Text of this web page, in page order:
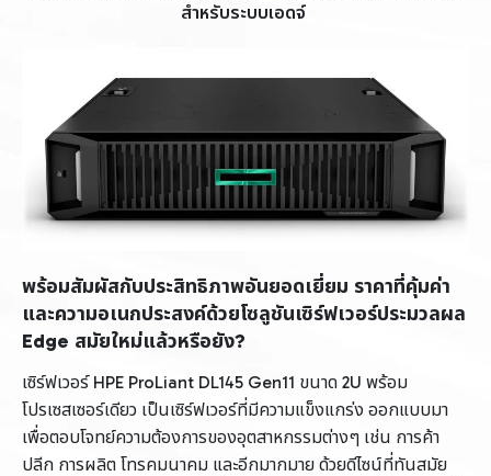
สำหรับระบบเอดจ์
พร้อมสัมผัสกับประสิทธิภาพอันยอดเยี่ยม ราคาที่คุ้มค่า
และความอเนกประสงค์ด้วยโซลูชันเซิร์ฟเวอร์ประมวลผล
Edge สมัยใหม่แล้วหรือยัง?
เซิร์ฟเวอร์ HPE ProLiant DL145 Gen11 ขนาด 2U พร้อม
โปรเซสเซอร์เดียว เป็นเซิร์ฟเวอร์ที่มีความแข็งแกร่ง ออกแบบมา
เพื่อตอบโจทย์ความต้องการของอุตสาหกรรมต่างๆ เช่น การค้า
ปลีก การผลิต โทรคมนาคม และอีกมากมาย ด้วยดีไซน์ที่ทันสมัย